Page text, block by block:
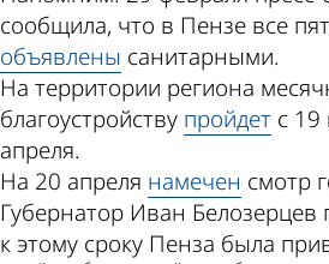
сообщила, что в Пензе все
объявлены санитарными.
На территории региона
благоустройству пройдет с 19
апреля.
На 20 апреля намечен смотр
Губернатор Иван Белозерцев
к этому сроку Пенза была